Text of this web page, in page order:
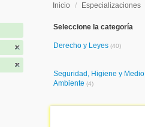
Inicio / Especializaciones
Seleccione la categoría
Derecho y Leyes (40)
Seguridad, Higiene y Medio
Ambiente (4)